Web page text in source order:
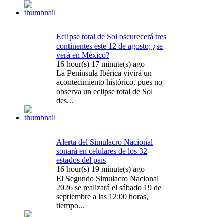
Eclipse total de Sol oscurecerá tres
continentes este 12 de agosto; ¿se
verá en México?
16 hour(s) 17 minute(s) ago
La Península Ibérica vivirá un
acontecimiento histórico, pues no
observa un eclipse total de Sol
des...
Alerta del Simulacro Nacional
sonará en celulares de los 32
estados del país
16 hour(s) 19 minute(s) ago
El Segundo Simulacro Nacional
2026 se realizará el sábado 19 de
septiembre a las 12:00 horas,
tiempo...